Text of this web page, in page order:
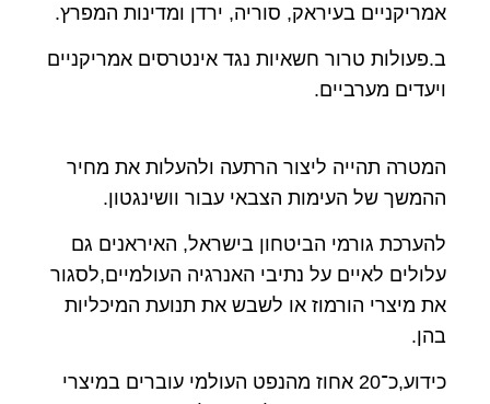
אמריקניים בעיראק, סוריה, ירדן ומדינות המפרץ.
ב.פעולות טרור חשאיות נגד אינטרסים אמריקניים
ויעדים מערביים.
המטרה תהייה ליצור הרתעה ולהעלות את מחיר
ההמשך של העימות הצבאי עבור וושינגטון.
להערכת גורמי הביטחון בישראל, האיראנים גם
עלולים לאיים על נתיבי האנרגיה העולמיים,לסגור
את מיצרי הורמוז או לשבש את תנועת המיכליות
בהן.
כידוע,כ־20 אחוז מהנפט העולמי עוברים במיצרי